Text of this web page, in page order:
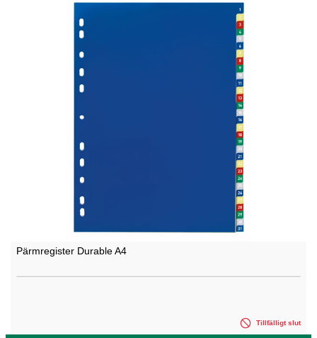
Pärmregister Durable A4
Tillfälligt slut